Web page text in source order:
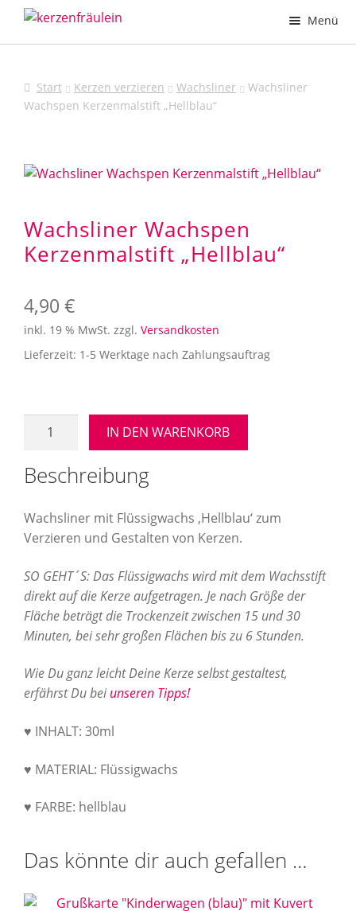
springen
Zum
springen
Menü
Hochzeitskerzen
Trauerkerzen
Deine Kerze – Dein Design
Kerzenhalter
Kontakt
Start Kerzen verzieren Wachsliner
Wachsliner
Wachspen Kerzenmalstift „Hellblau“
Wachsliner Wachspen
Kerzenmalstift „Hellblau“
4,90 €
inkl. 19 % MwSt. zzgl. Versandkosten
Lieferzeit: 1-5 Werktage nach Zahlungsauftrag
Wachsliner
Kerzenmalstift
"Hellblau"
IN DEN WARENKORB
Beschreibung
Wachsliner mit Flüssigwachs ‚Hellblau‘ zum
Verzieren und Gestalten von Kerzen.
SO GEHT´S: Das Flüssigwachs wird mit dem Wachsstift
direkt auf die Kerze aufgetragen. Je nach Größe der
Fläche beträgt die Trockenzeit zwischen 15 und 30
Minuten, bei sehr großen Flächen bis zu 6 Stunden.
Wie Du ganz leicht Deine Kerze selbst gestaltest,
erfährst Du bei unseren Tipps!
♥ INHALT: 30ml
♥ MATERIAL: Flüssigwachs
♥ FARBE: hellblau
Das könnte dir auch gefallen …